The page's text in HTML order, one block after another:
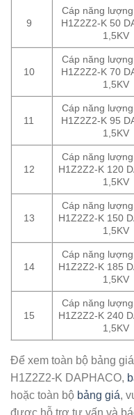
9
Cáp năng
H1Z2Z2-K 50
1,5KV
10
Cáp năng
H1Z2Z2-K 70
1,5KV
11
Cáp năng
H1Z2Z2-K 95
1,5KV
12
Cáp năng
H1Z2Z2-K 120
1,5KV
13
Cáp năng
H1Z2Z2-K 150
1,5KV
14
Cáp năng
H1Z2Z2-K 185
1,5KV
15
Cáp năng
H1Z2Z2-K 240
1,5KV
Để xem toàn bộ bảng
H1Z2Z2-K DAPHACO,
hoặc toàn bộ bảng giá,
được hỗ trợ tư vấn và